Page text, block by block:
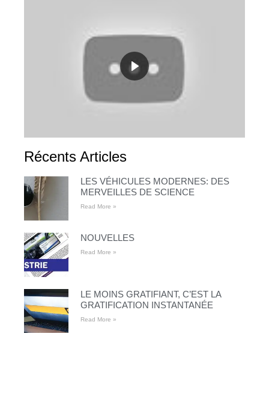
Récents Articles
LES VÉHICULES MODERNES: DES
MERVEILLES DE SCIENCE
Read More »
NOUVELLES
Read More »
LE MOINS GRATIFIANT, C’EST LA
GRATIFICATION INSTANTANÉE
Read More »